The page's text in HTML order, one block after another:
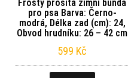
Frosty prošitá zimní bunda
pro psa Barva: Černo-
modrá, Délka zad (cm): 24,
Obvod hrudníku: 26 – 42 cm
599 Kč